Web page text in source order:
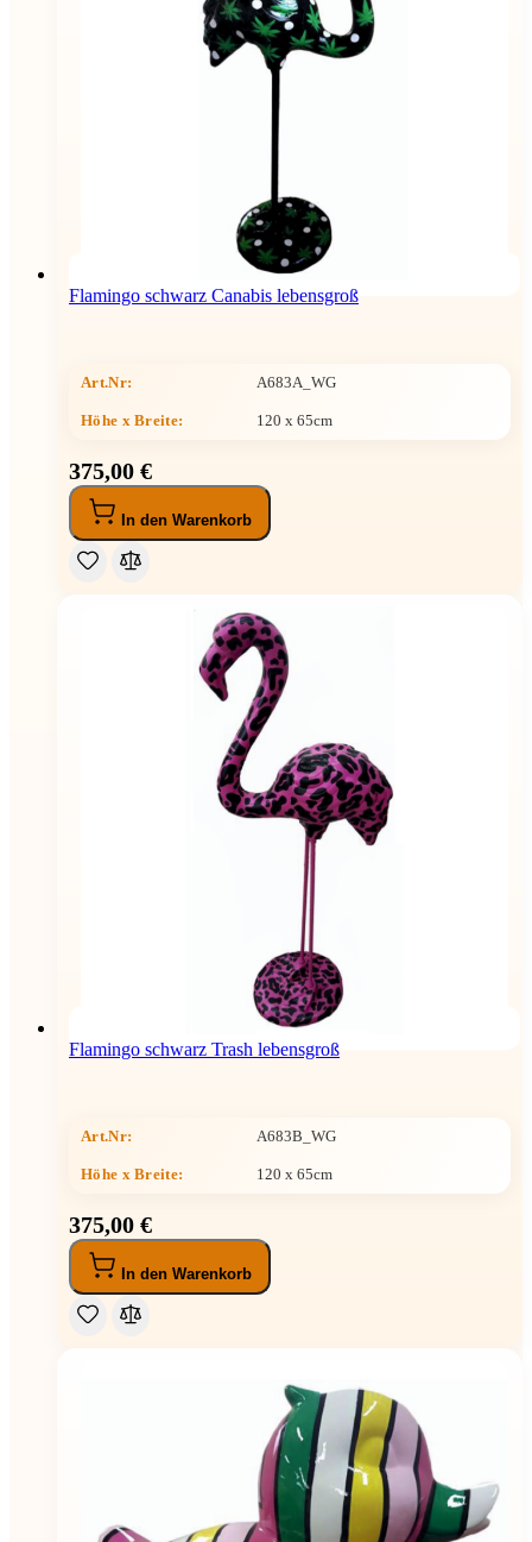
Flamingo schwarz Canabis lebensgroß
Art.Nr: A683A_WG
Höhe x Breite: 120 x 65cm
375,00 €
In den Warenkorb
Flamingo schwarz Trash lebensgroß
Art.Nr: A683B_WG
Höhe x Breite: 120 x 65cm
375,00 €
In den Warenkorb